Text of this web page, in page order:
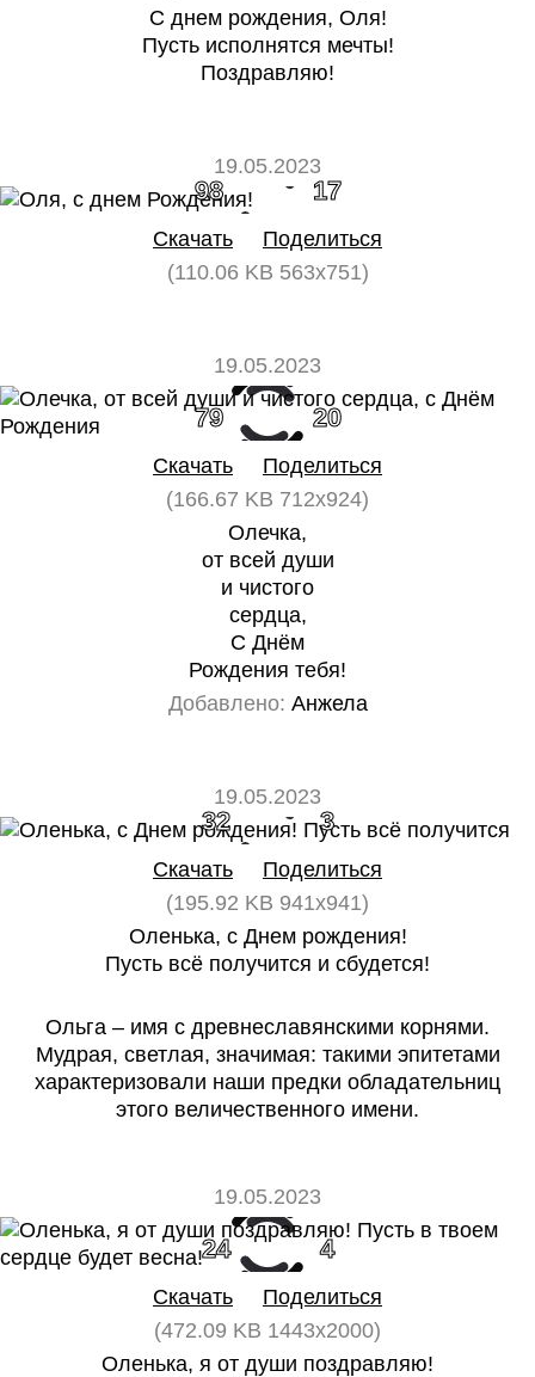
С днем рождения, Оля!
Пусть исполнятся мечты!
Поздравляю!
19.05.2023
98 17
Скачать
Поделиться
(110.06 KB 563x751)
19.05.2023
79 20
Скачать
Поделиться
(166.67 KB 712x924)
Олечка,
от всей души
и чистого
сердца,
С Днём
Рождения тебя!
Добавлено: Анжела
19.05.2023
32 3
Скачать
Поделиться
(195.92 KB 941x941)
Оленька, с Днем рождения!
Пусть всё получится и сбудется!
Ольга – имя с древнеславянскими корнями.
Мудрая, светлая, значимая: такими эпитетами
характеризовали наши предки обладательниц
этого величественного имени.
19.05.2023
24 4
Скачать
Поделиться
(472.09 KB 1443x2000)
Оленька, я от души поздравляю!